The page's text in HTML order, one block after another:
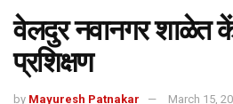
वेलदुर नवानगर शाळेत
प्रशिक्षण
by Mayuresh Patnakar March 15,